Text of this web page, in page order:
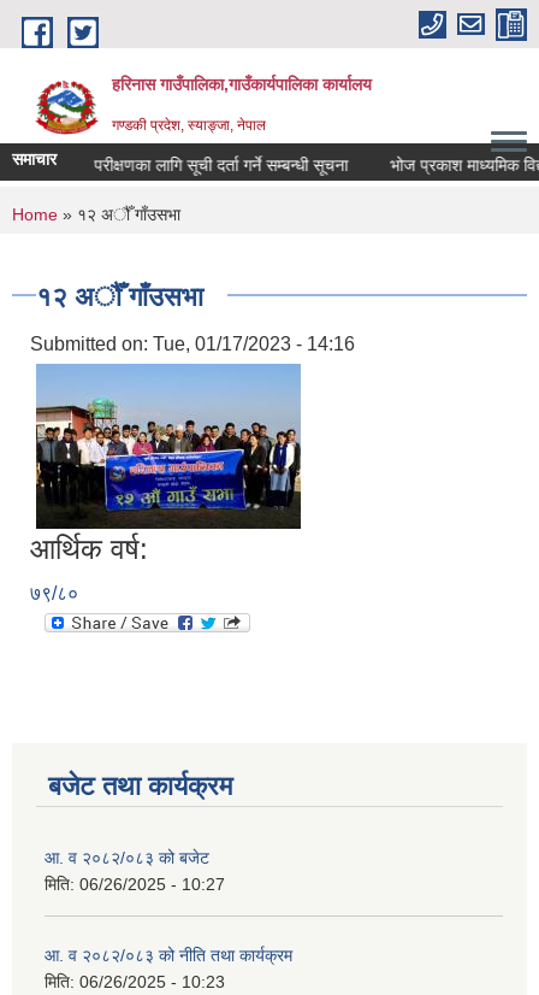
Skip to main content
हरिनास गाउँपालिका,गाउँकार्यपालिका कार्यालय
गण्डकी प्रदेश, स्याङ्जा, नेपाल
समाचारलेखा परीक्षणका लागि सूची दर्ता गर्ने सम्बन्धी सूचना भोज प्रकाश माध्यमिक
You are here
Home » १२ अौँ गाँउसभा
१२ अौँ गाँउसभा
Submitted on: Tue, 01/17/2023 - 14:16
आर्थिक वर्ष:
७९/८०
बजेट तथा कार्यक्रम
आ. व २०८२/०८३ को बजेट
मिति: 06/26/2025 - 10:27
आ. व २०८२/०८३ को नीति तथा कार्यक्रम
मिति: 06/26/2025 - 10:23